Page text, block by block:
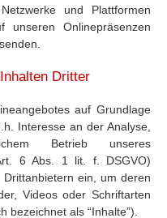
und Plattformen
unseren Onlinepräsenzen
Dritter
auf Grundlage
Interesse an der Analyse,
Betrieb unseres
6 Abs. 1 lit. f. DSGVO)
ein, um deren
Videos oder Schriftarten
bezeichnet als “Inhalte”).